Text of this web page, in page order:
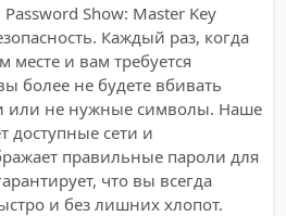
Show: Master Key
Каждый раз, когда
месте и вам требуется
более не будете вбивать
или не нужные символы. Наше
доступные сети и
правильные пароли для
что вы всегда
и без лишних хлопот.